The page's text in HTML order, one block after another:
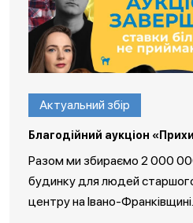
Актуальний збір
Благодійний аукціон
Разом ми збираємо 2 000
будинку для людей
центру на Івано-Франківщині.